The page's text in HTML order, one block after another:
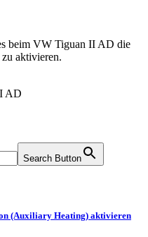
beim VW Tiguan II AD die
aktivieren.
AD
Search Button
(Auxiliary Heating) aktivieren